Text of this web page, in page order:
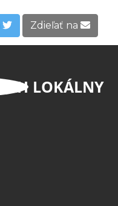
Zdieľať na
LOKÁLNY